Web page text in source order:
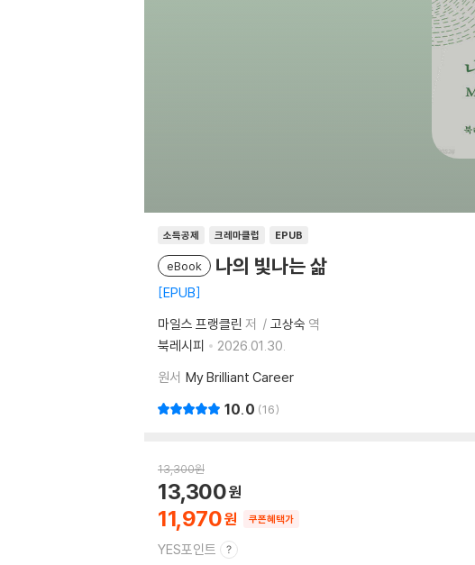
소득공제 크레마클럽 EPUB
eBook 나의 빛나는 삶
EPUB
마일스 프랭클린 저 고상숙 역
북레시피
2026.01.30.
원서 My Brilliant Career
10.0 16
13,300원
11,970
13,300
쿠폰혜택가
YES포인트